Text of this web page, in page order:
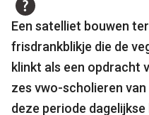
Een satelliet bouwen
frisdrankblikje die de
klinkt als een opdracht
zes vwo-scholieren
deze periode